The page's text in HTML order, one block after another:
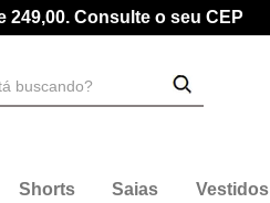
249,00. Consulte o seu CEP
Shorts Saias Vestidos